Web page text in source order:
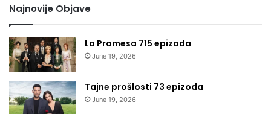
Najnovije Objave
La Promesa 715 epizoda
June 19, 2026
Tajne prošlosti 73 epizoda
June 19, 2026